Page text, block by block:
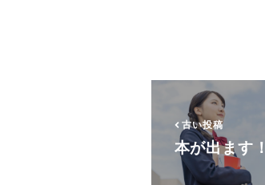
古い投稿
本が出ます！